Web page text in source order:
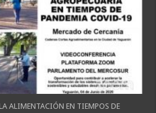
ALIMENTACIÓN EN TIEMPOS DE